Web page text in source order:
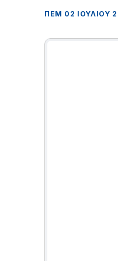
ΠΕΜ 02 ΙΟΥΛΊΟΥ